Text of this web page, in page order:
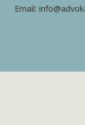
Email: